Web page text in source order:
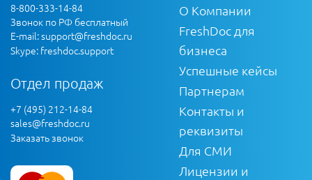
8-800-333-14-84
Звонок по РФ бесплатный
E-mail:support@freshdoc.ru
Skype: freshdoc.support
Отдел продаж
+7 (495) 212-14-84
sales@freshdoc.ru
Заказать звонок
О Компании
FreshDoc для
бизнеса
Успешные кейсы
Партнерам
Контакты и
реквизиты
Для СМИ
Лицензии и